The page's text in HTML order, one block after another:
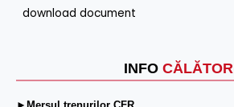
INFO
download document